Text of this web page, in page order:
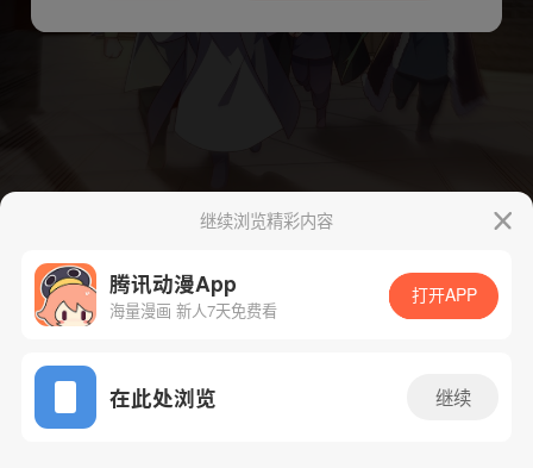
App免费看
下一话 腾漫App免费看
继续浏览精彩内容
腾讯动漫App
海量漫画 新人7天免费看
打开APP
在此处浏览 继续